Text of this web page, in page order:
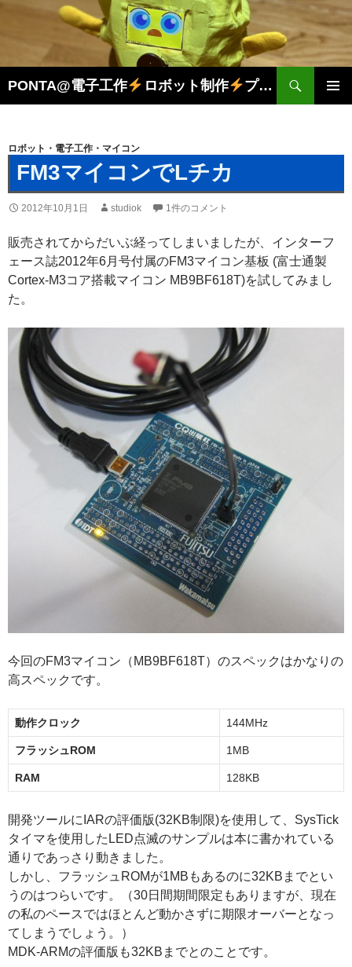
PONTA@電子工作 ロボット制作 プログラミング
索
ン
ツ
へ
ス
キ
プ
ロボット・電子工作・マイコン
FM3マイコンでLチカ
2012年10月1日 studiok 1件のコメント
販売されてからだいぶ経ってしまいましたが、インターフ
ェース誌2012年6月号付属のFM3マイコン基板 (富士通製
Cortex-M3コア搭載マイコン MB9BF618T)を試してみまし
た。
今回のFM3マイコン（MB9BF618T）のスペックはかなりの
高スペックです。
動作クロック 144MHz
フラッシュROM 1MB
RAM 128KB
開発ツールにIARの評価版(32KB制限)を使用して、SysTick
タイマを使用したLED点滅のサンプルは本に書かれている
通りであっさり動きました。
しかし、フラッシュROMが1MBもあるのに32KBまでとい
うのはつらいです。（30日間期間限定もありますが、現在
の私のペースではほとんど動かさずに期限オーバーとなっ
てしまうでしょう。）
MDK-ARMの評価版も32KBまでとのことです。